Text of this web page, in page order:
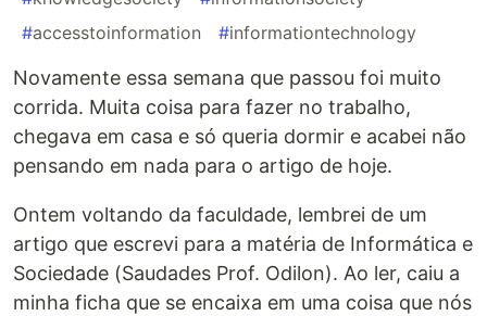
#accesstoinformation #informationtechnology
Novamente essa semana que passou foi muito
corrida. Muita coisa para fazer no trabalho,
chegava em casa e só queria dormir e acabei não
pensando em nada para o artigo de hoje.
Ontem voltando da faculdade, lembrei de um
artigo que escrevi para a matéria de Informática e
Sociedade (Saudades Prof. Odilon). Ao ler, caiu a
minha ficha que se encaixa em uma coisa que nós